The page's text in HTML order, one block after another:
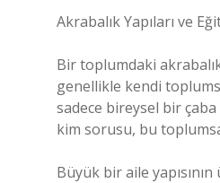
Akrabalık Yapıları ve
Bir toplumdaki
genellikle kendi
sadece bireysel bir
kim sorusu, bu
Büyük bir aile